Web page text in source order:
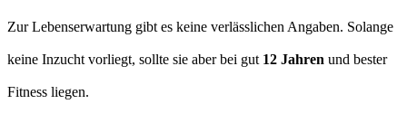
Zur Lebenserwartung gibt es keine verlässlichen Angaben. Solange
keine Inzucht vorliegt, sollte sie aber bei gut 12 Jahren und bester
Fitness liegen.